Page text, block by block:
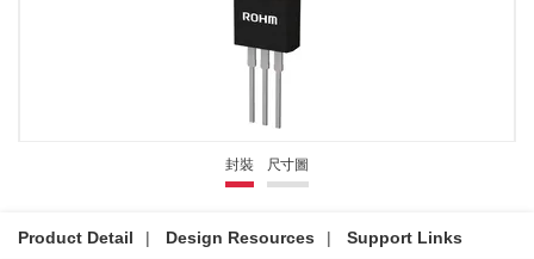
封裝 尺寸圖
Product Detail Design Resources Support Links